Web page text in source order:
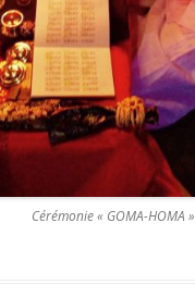
Cérémonie « GOMA-HOMA »